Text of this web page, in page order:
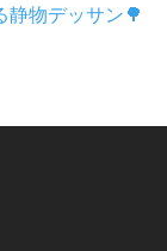
静物デッサン🌳